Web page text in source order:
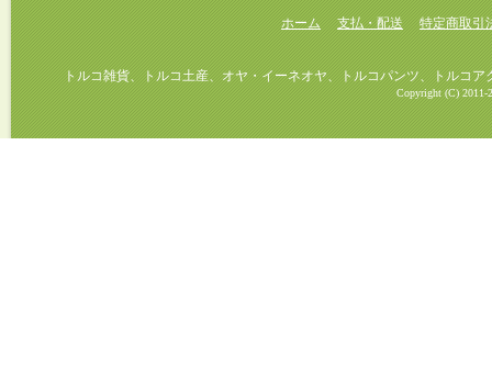
ホーム 支払・配送 特定商取引
トルコ雑貨、トルコ土産、オヤ・イーネオヤ、トルコパンツ、トルコアク
Copyright (C) 2011-